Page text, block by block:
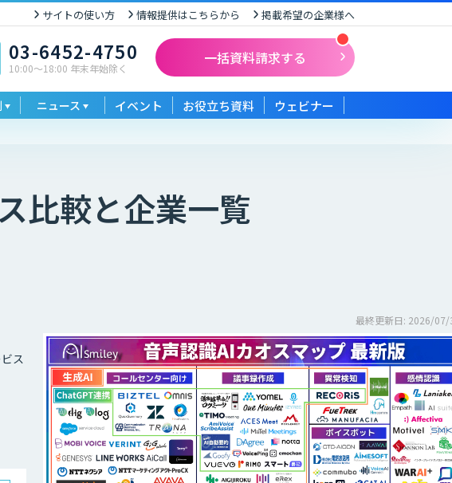
サイトの使い方 情報提供はこちらから 掲載希望の企業様へ
03-6452-4750
10:00〜18:00 年末年始除く
一括資料請求する
ニュース イベント お役立ち資料 ウェビナー
比較と企業一覧
ス
最終更新日: 2026/07/